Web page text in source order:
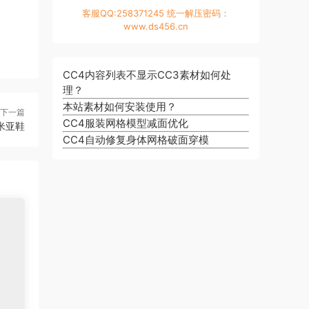
下一篇
亚鞋
客服QQ:258371245 统一解压密码：
www.ds456.cn
CC4内容列表不显示CC3素材如何处
理？
本站素材如何安装使用？
CC4服装网格模型减面优化
CC4自动修复身体网格破面穿模